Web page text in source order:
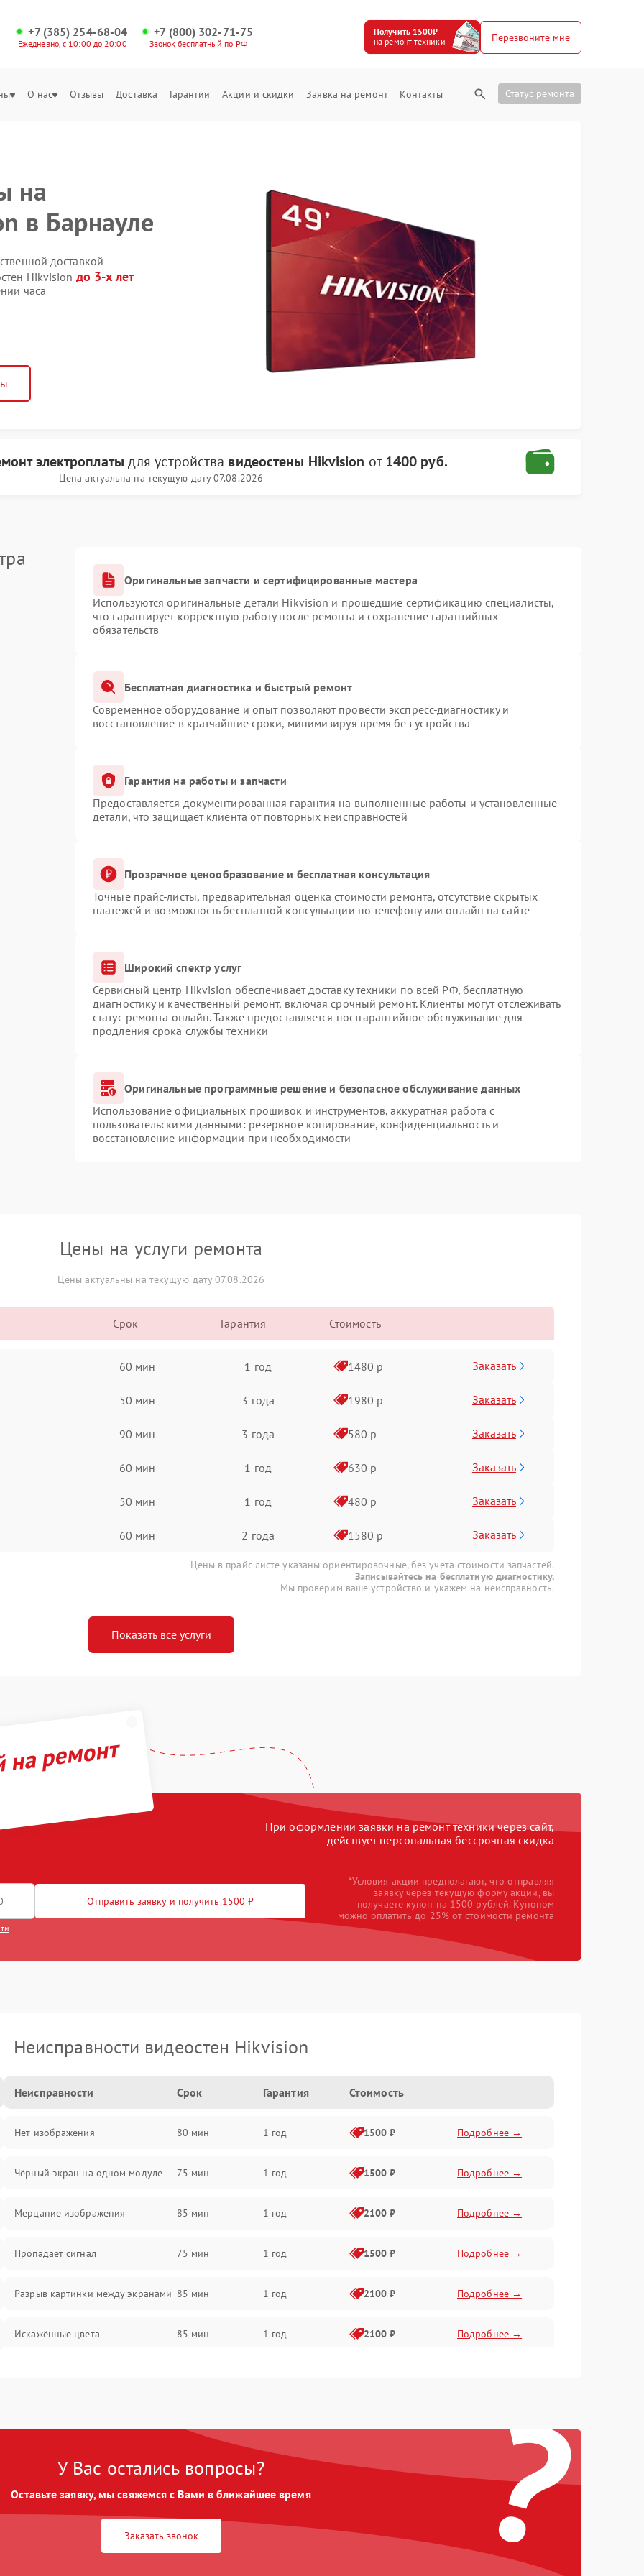
+7 (385) 254-68-04
Ежедневно, с 10:00 до 20:00
+7 (800) 302-71-75
Звонок бесплатный по РФ
Получить 1500₽
на ремонт техники
Перезвоните мне
О нас Отзывы Доставка Гарантии Акции и скидки Заявка на ремонт Контакты Статус ремонта
на
в Барнауле
доставкой
Hikvision до 3-х лет
часа
электроплаты для устройства видеостены Hikvision от1400 руб.
Цена актуальна на текущую дату 07.08.2026
Оригинальные запчасти и сертифицированные мастера
Используются оригинальные детали Hikvision и прошедшие сертификацию специалисты,
что гарантирует корректную работу после ремонта и сохранение гарантийных
обязательств
Бесплатная диагностика и быстрый ремонт
Современное оборудование и опыт позволяют провести экспресс-диагностику и
восстановление в кратчайшие сроки, минимизируя время без устройства
Гарантия на работы и запчасти
Предоставляется документированная гарантия на выполненные работы и установленные
детали, что защищает клиента от повторных неисправностей
Прозрачное ценообразование и бесплатная консультация
Точные прайс-листы, предварительная оценка стоимости ремонта, отсутствие скрытых
платежей и возможность бесплатной консультации по телефону или онлайн на сайте
Широкий спектр услуг
Сервисный центр Hikvision обеспечивает доставку техники по всей РФ, бесплатную
диагностику и качественный ремонт, включая срочный ремонт. Клиенты могут отслеживать
статус ремонта онлайн. Также предоставляется постгарантийное обслуживание для
продления срока службы техники
Оригинальные программные решение и безопасное обслуживание данных
Использование официальных прошивок и инструментов, аккуратная работа с
пользовательскими данными: резервное копирование, конфиденциальность и
восстановление информации при необходимости
Цены на услуги ремонта
Цены актуальны на текущую дату 07.08.2026
Срок Гарантия Стоимость
60 мин 1 год 1480 р Заказать
50 мин 3 года 1980 р Заказать
90 мин 3 года 580 р Заказать
60 мин 1 год 630 р Заказать
50 мин 1 год 480 р Заказать
60 мин 2 года 1580 р Заказать
Цены в прайс-листе указаны ориентировочные, без учета стоимости запчастей.
Записывайтесь на бесплатную диагностику.
Мы проверим ваше устройство и укажем на неисправность.
Показать все услуги
ремонт
При оформлении заявки на ремонт техники через сайт,
действует персональная бессрочная скидка
Отправить заявку и получить 1500 ₽
*Условия акции предполагают, что отправляя
заявку через текущую форму акции, вы
получаете купон на 1500 рублей. Купоном
можно оплатить до 25% от стоимости ремонта
Неисправности видеостен Hikvision
Неисправности Срок Гарантия Стоимость
Нет изображения 80 мин 1 год 1500 ₽ Подробнее →
Чёрный экран на одном модуле 75 мин 1 год 1500 ₽ Подробнее →
Мерцание изображения 85 мин 1 год 2100 ₽ Подробнее →
Пропадает сигнал 75 мин 1 год 1500 ₽ Подробнее →
Разрыв картинки между экранами 85 мин 1 год 2100 ₽ Подробнее →
Искажённые цвета 85 мин 1 год 2100 ₽ Подробнее →
?
У Вас остались вопросы?
Оставьте заявку, мы свяжемся с Вами в ближайшее время
Заказать звонок